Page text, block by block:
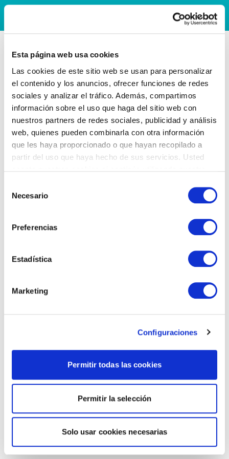
Esta página web usa cookies
Las cookies de este sitio web se usan para personalizar
el contenido y los anuncios, ofrecer funciones de redes
sociales y analizar el tráfico. Además, compartimos
información sobre el uso que haga del sitio web con
nuestros partners de redes sociales, publicidad y análisis
web, quienes pueden combinarla con otra información
que les haya proporcionado o que hayan recopilado a
partir del uso que haya hecho de sus servicios. Usted
Necesario
Preferencias
Estadística
Marketing
Configuraciones
Permitir todas las cookies
Permitir la selección
Solo usar cookies necesarias